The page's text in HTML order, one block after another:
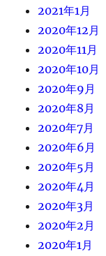
2021年1月
2020年12月
2020年11月
2020年10月
2020年9月
2020年8月
2020年7月
2020年6月
2020年5月
2020年4月
2020年3月
2020年2月
2020年1月